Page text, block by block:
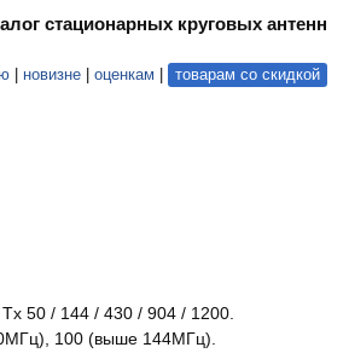
стационарных круговых антенн
новизне оценкам товарам со скидкой
50 / 144 / 430 / 904 / 1200.
100 (выше 144МГц).